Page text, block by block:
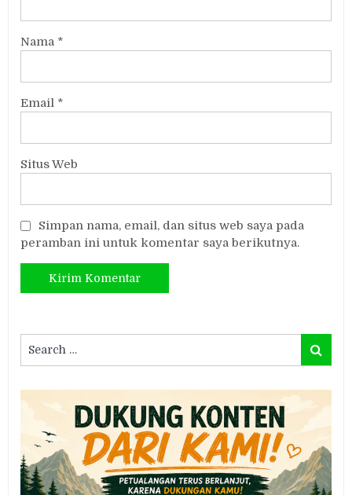
Nama *
Email *
Situs Web
Simpan nama, email, dan situs web saya pada
peramban ini untuk komentar saya berikutnya.
for:
Search